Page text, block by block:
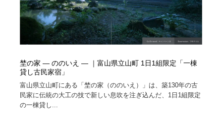
埜の家 ― ののいえ ― ｜富山県立山町 1日1組限定「一棟
貸し古民家宿」
富山県立山町にある「埜の家（ののいえ）」は、築130年の古
民家に伝統の大工の技で新しい息吹を注ぎ込んだ、1日1組限定
の一棟貸し...